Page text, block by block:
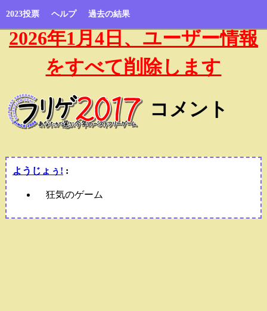
2023投票 ヘルプ 過去の結果
2026年1月4日、ユーザー情報
をすべて削除します
コメント
ようじょぅ! :
狂気のゲーム